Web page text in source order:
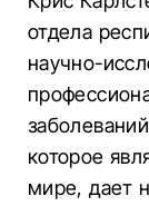
отдела
научно-
которое
мире, дает